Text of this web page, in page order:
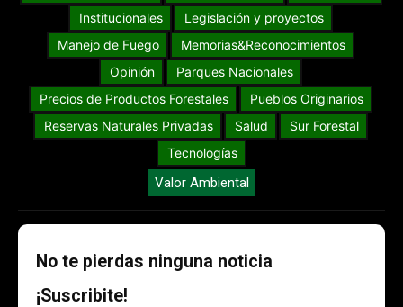
Institucionales
Legislación y proyectos
Manejo de Fuego
Memorias&Reconocimientos
Opinión
Parques Nacionales
Precios de Productos Forestales
Pueblos Originarios
Reservas Naturales Privadas
Salud
Sur Forestal
Tecnologías
Valor Ambiental
No te pierdas ninguna noticia
¡Suscribite!